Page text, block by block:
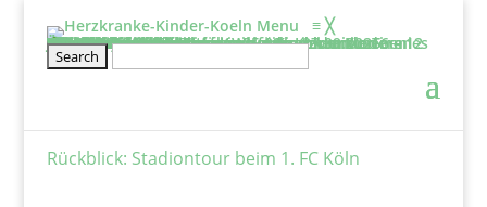
Menu ≡ ╳
Informieren
Über uns
Film: Projekte der Elterninitiative
Aufgaben & Ziele
Entstehung
Satzung
Vorstand
Kontakt
Schirmherr/frau
Tätigkeitsbericht
2025
2024
2023
2022
2021
2020
Projekte
Kölner Klinikclowns
Kunsttherapie
Besuchsdienst
Elternwohnung
Netzwerke und links
Wissenswertes
BHVK
Herzfenster & Info
Newsletter BVHK
Mitmachen
Veranstaltung
Geschwisterseminar für gesunde Kinder von 6 – 12 Jahre und ihre Eltern vom 25.09. – 27.09.2026
2026-Seminar für Eltern: Wir gehe ich mit meinen Ängsten um?
Wellenreiten- und Surf Kurs für herzkranke Teenies von 12 – 18 Jahren
Klettertraining für herzkranke Kinder und Geschwister ab 6 Jahre
Rückblick
Erfahrungsberichte
Mitglied werden
Stammtisch für Eltern von herzkranken Kindern
Kontakt
Spenden
Jetzt Spenden
Spendeneinsatz
Aktuelle Spendenprojekte
Vielen Dank
Spendenbescheinigung
Freistellungsbescheid
Rückblick: Stadiontour beim 1. FC Köln